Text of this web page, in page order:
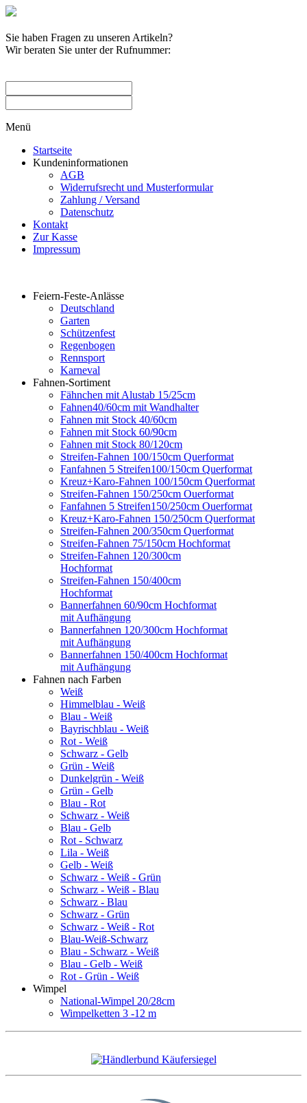
Sie haben Fragen zu unseren Artikeln?
Wir beraten Sie unter der Rufnummer:
Menü
Startseite
Kundeninformationen
AGB
Widerrufsrecht und Musterformular
Zahlung / Versand
Datenschutz
Kontakt
Zur Kasse
Impressum
Feiern-Feste-Anlässe
Deutschland
Garten
Schützenfest
Regenbogen
Rennsport
Karneval
Fahnen-Sortiment
Fähnchen mit Alustab 15/25cm
Fahnen40/60cm mit Wandhalter
Fahnen mit Stock 40/60cm
Fahnen mit Stock 60/90cm
Fahnen mit Stock 80/120cm
Streifen-Fahnen 100/150cm Querformat
Fanfahnen 5 Streifen100/150cm Querformat
Kreuz+Karo-Fahnen 100/150cm Querformat
Streifen-Fahnen 150/250cm Ouerformat
Fanfahnen 5 Streifen150/250cm Ouerformat
Kreuz+Karo-Fahnen 150/250cm Querformat
Streifen-Fahnen 200/350cm Querformat
Streifen-Fahnen 75/150cm Hochformat
Streifen-Fahnen 120/300cm
Hochformat
Streifen-Fahnen 150/400cm
Hochformat
Bannerfahnen 60/90cm Hochformat
mit Aufhängung
Bannerfahnen 120/300cm Hochformat
mit Aufhängung
Bannerfahnen 150/400cm Hochformat
mit Aufhängung
Fahnen nach Farben
Weiß
Himmelblau - Weiß
Blau - Weiß
Bayrischblau - Weiß
Rot - Weiß
Schwarz - Gelb
Grün - Weiß
Dunkelgrün - Weiß
Grün - Gelb
Blau - Rot
Schwarz - Weiß
Blau - Gelb
Rot - Schwarz
Lila - Weiß
Gelb - Weiß
Schwarz - Weiß - Grün
Schwarz - Weiß - Blau
Schwarz - Blau
Schwarz - Grün
Schwarz - Weiß - Rot
Blau-Weiß-Schwarz
Blau - Schwarz - Weiß
Blau - Gelb - Weiß
Rot - Grün - Weiß
Wimpel
National-Wimpel 20/28cm
Wimpelketten 3 -12 m